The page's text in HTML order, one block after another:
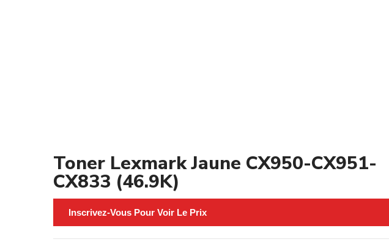
Toner Lexmark Jaune CX950-CX951-
CX833 (46.9K)
Inscrivez-Vous Pour Voir Le Prix